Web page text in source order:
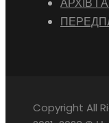
Copyright All